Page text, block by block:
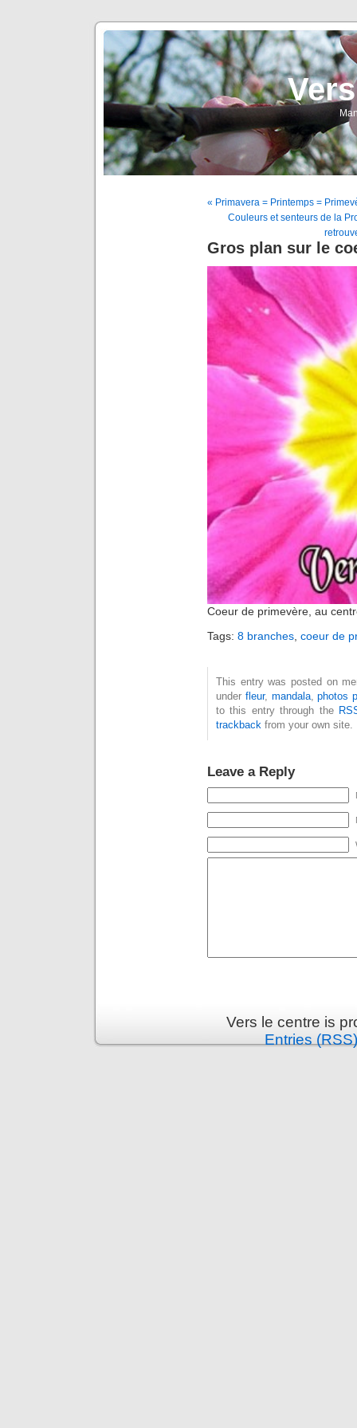
« Primavera = Printemps =
Couleurs et senteurs de la
Gros plan sur le
Coeur de primevère, au
Tags: 8 branches coeur de
This entry was posted on
under fleur, mandala,photos
to this entry through the
trackback from your own site.
Leave a Reply
Vers le centre is
Entries (RSS)